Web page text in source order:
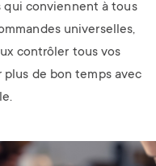
qui conviennent à tous
universelles,
contrôler tous vos
de bon temps avec